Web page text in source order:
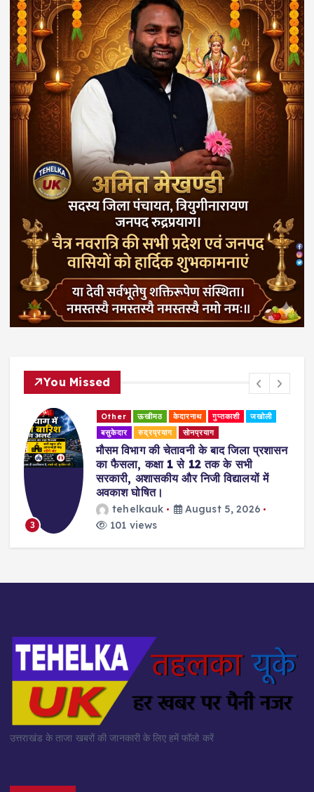
You Missed
3
Other ऊखीमठ केदारनाथ गुप्तकाशी
जखोली
बसुकेदार
रुद्रप्रयाग सोनप्रयाग
मौसम विभाग की चेतावनी के बाद जिला प्रशासन
का फैसला, कक्षा 1 से 12 तक के सभी
सरकारी, अशासकीय और निजी विद्यालयों में
अवकाश घोषित।
tehelkauk
August 5, 2026
101 views
उत्तराखंड के ताजा खबरों की जानकारी के लिए हमें फॉलो करें